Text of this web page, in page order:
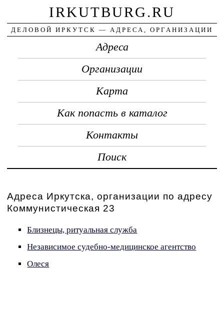
IRKUTBURG.RU
ДЕЛОВОЙ ИРКУТСК — АДРЕСА, ОРГАНИЗАЦИИ
Адреса
Организации
Карта
Как попасть в каталог
Контакты
Поиск
Адреса Иркутска, организации по адресу
Коммунистическая 23
Близнецы, ритуальная служба
Независимое судебно-медицинское агентство
Олеся